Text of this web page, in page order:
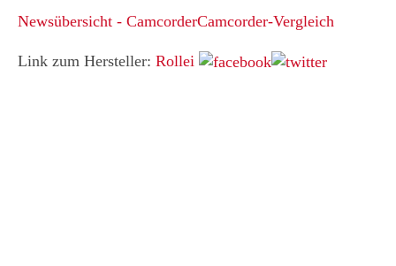
Newsübersicht - CamcorderCamcorder-Vergleich
Link zum Hersteller: Rollei